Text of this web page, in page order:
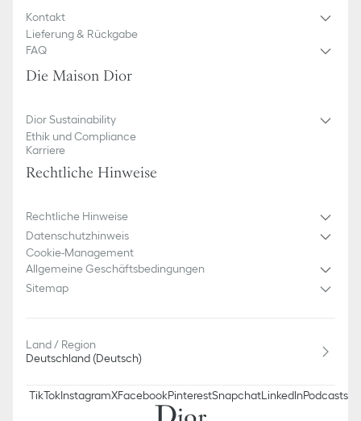
Kontakt
Lieferung & Rückgabe
FAQ
Die Maison Dior
Dior Sustainability
Ethik und Compliance
Karriere
Rechtliche Hinweise
Rechtliche Hinweise
Datenschutzhinweis
Cookie-Management
Allgemeine Geschäftsbedingungen
Sitemap
Land / Region
Deutschland (Deutsch)
TikTokInstagramXFacebookPinterestSnapchatLinkedInPodcasts